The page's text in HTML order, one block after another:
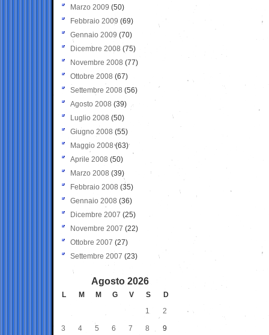
Marzo 2009 (50)
Febbraio 2009 (69)
Gennaio 2009 (70)
Dicembre 2008 (75)
Novembre 2008 (77)
Ottobre 2008 (67)
Settembre 2008 (56)
Agosto 2008 (39)
Luglio 2008 (50)
Giugno 2008 (55)
Maggio 2008(63)
Aprile 2008 (50)
Marzo 2008 (39)
Febbraio 2008 (35)
Gennaio 2008 (36)
Dicembre 2007 (25)
Novembre 2007 (22)
Ottobre 2007 (27)
Settembre 2007 (23)
Agosto 2026
L M M G V S
D
1
2
3 4 5 6 7 8 9